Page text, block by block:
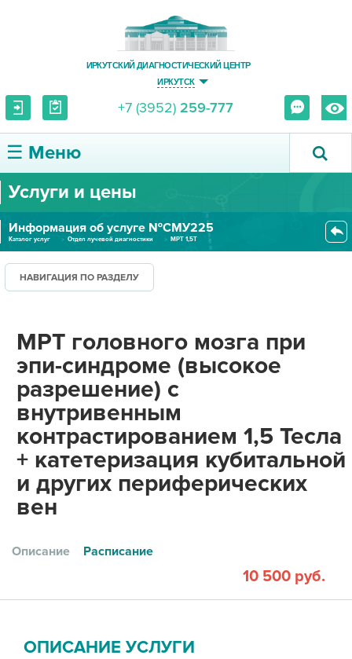
ИРКУТСКИЙ ДИАГНОСТИЧЕСКИЙ ЦЕНТР
ИРКУТСК
+7 (3952) 259-777
☰ Меню
О ЦЕНТРЕ
УСЛУГИ И ЦЕНЫ
ПАЦИЕНТУ
ПРАВОВАЯ ИНФОРМАЦИЯ
Услуги и цены
Информация об услуге №СМУ225
Каталог услуг Отдел лучевой диагностики
МРТ 1,5Т
НАВИГАЦИЯ ПО РАЗДЕЛУ
МРТ головного мозга при
эпи-синдроме (высокое
разрешение) с
внутривенным
контрастированием 1,5 Тесла
+ катетеризация кубитальной
и других периферических
вен
Описание Расписание
10 500 руб.
ОПИСАНИЕ УСЛУГИ